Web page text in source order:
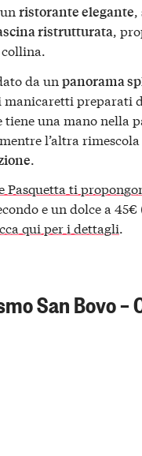
unristorante elegante,
ristrutturata,
da unpanorama
manicaretti preparati
tiene una mano nella
, mentre l’altra
Pasquetta ti
e un dolce a 45€
qui per i dettagli.
San Bovo –